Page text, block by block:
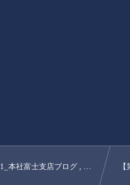
1_本社富士支店ブログ , …